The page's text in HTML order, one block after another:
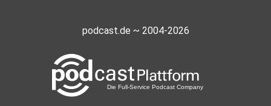
podcast.de ~ 2004-2026